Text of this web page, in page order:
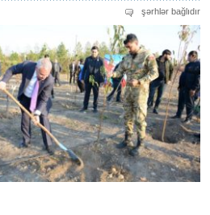
Tərtərdə
“Konstitusiya
Suverenlik
İli”
çərçivəsində
8
Noyabr
Zəfər
Gününün
beşinci
ildönümü
ilə
əlaqədar
növbəti
ağacəkmə
aksiyası
keçirilib
üçün
şərhlər bağlıdır